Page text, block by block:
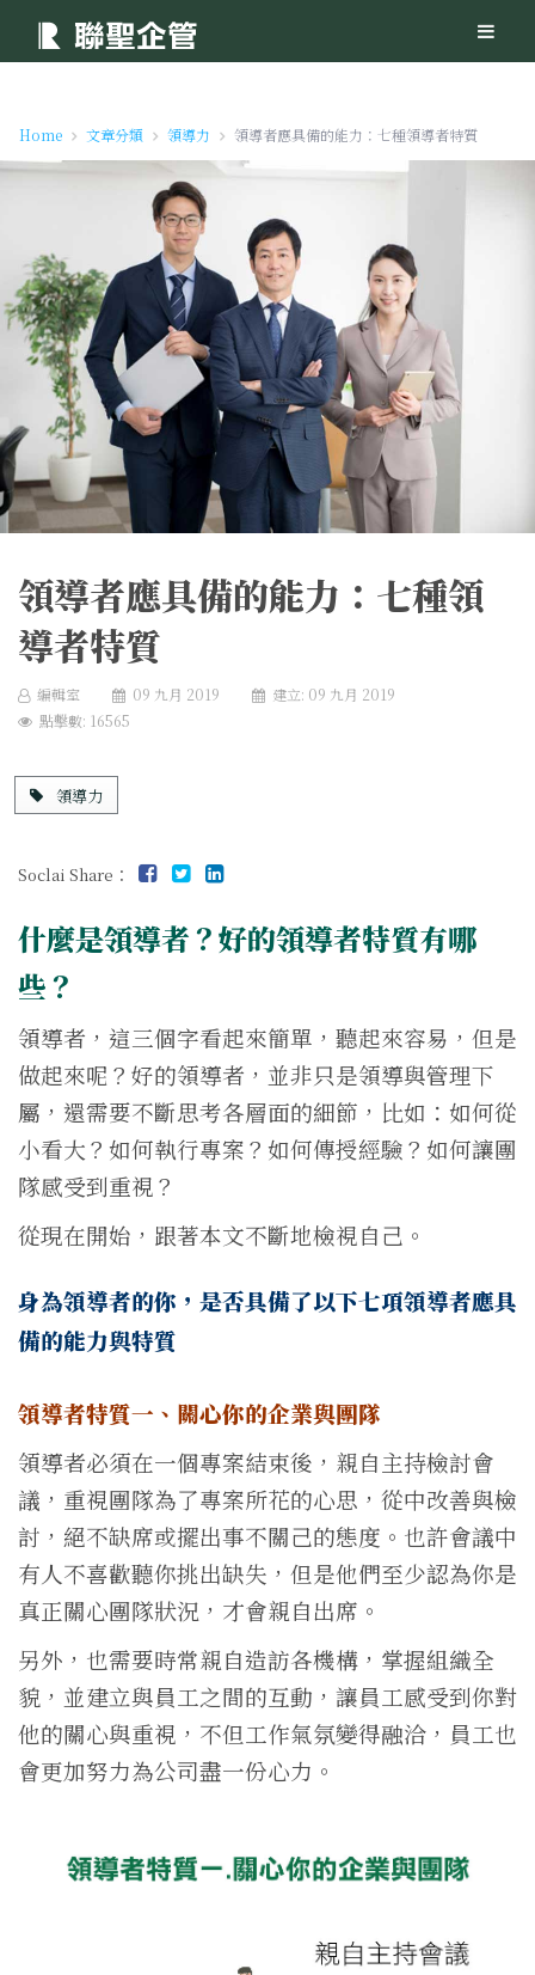
Home 文章分類 領導力 領導者應具備的能力：七種領導者特質
領導者應具備的能力：七種領
導者特質
編輯室 09 九月 2019
建立: 09 九月 2019
點擊數: 16565
領導力
Soclai Share：
什麼是領導者？好的領導者特質有哪
些？
領導者，這三個字看起來簡單，聽起來容易，但是
做起來呢？好的領導者，並非只是領導與管理下
屬，還需要不斷思考各層面的細節，比如：如何從
小看大？如何執行專案？如何傳授經驗？如何讓團
隊感受到重視？
從現在開始，跟著本文不斷地檢視自己。
身為領導者的你，是否具備了以下七項領導者應具
備的能力與特質
領導者特質一、關心你的企業與團隊
領導者必須在一個專案結束後，親自主持檢討會
議，重視團隊為了專案所花的心思，從中改善與檢
討，絕不缺席或擺出事不關己的態度。也許會議中
有人不喜歡聽你挑出缺失，但是他們至少認為你是
真正關心團隊狀況，才會親自出席。
另外，也需要時常親自造訪各機構，掌握組織全
貌，並建立與員工之間的互動，讓員工感受到你對
他的關心與重視，不但工作氣氛變得融洽，員工也
會更加努力為公司盡一份心力。